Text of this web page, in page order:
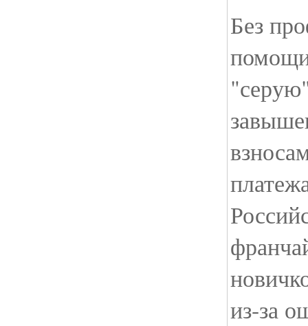
Без
помощи
из-за